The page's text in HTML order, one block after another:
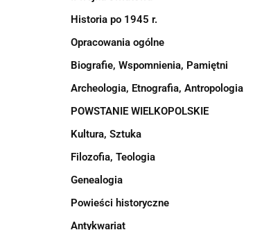
Historia po 1945 r.
Opracowania ogólne
Biografie, Wspomnienia, Pamiętni
Archeologia, Etnografia, Antropologia
POWSTANIE WIELKOPOLSKIE
Kultura, Sztuka
Filozofia, Teologia
Genealogia
Powieści historyczne
Antykwariat